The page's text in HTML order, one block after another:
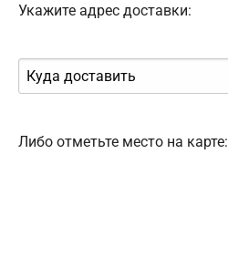
Укажите адрес доставки:
Либо отметьте место на карте: